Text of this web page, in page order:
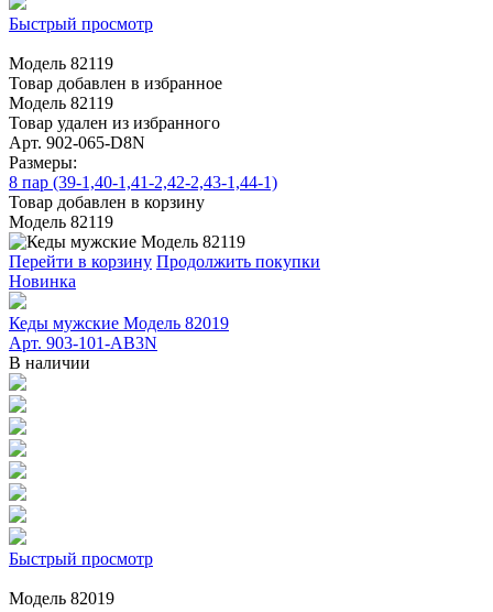
Быстрый просмотр
Модель 82119
Товар добавлен в избранное
Модель 82119
Товар удален из избранного
Арт. 902-065-D8N
Размеры:
8 пар (39-1,40-1,41-2,42-2,43-1,44-1)
Товар добавлен в корзину
Модель 82119
Перейти в корзину Продолжить покупки
Новинка
Кеды мужские Модель 82019
Арт. 903-101-АВ3N
В наличии
Быстрый просмотр
Модель 82019